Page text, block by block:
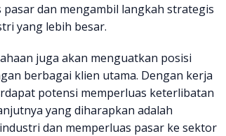
dan mengambil langkah strategis
yang lebih besar.
juga akan menguatkan posisi
berbagai klien utama. Dengan kerja
potensi memperluas keterlibatan
yang diharapkan adalah
dan memperluas pasar ke sektor